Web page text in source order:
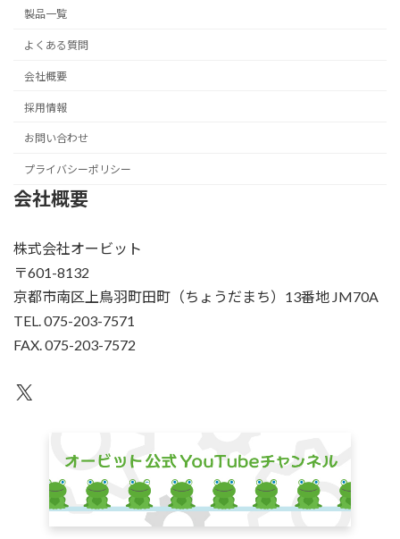
製品一覧
よくある質問
会社概要
採用情報
お問い合わせ
プライバシーポリシー
会社概要
株式会社オービット
〒601-8132
京都市南区上鳥羽町田町（ちょうだまち）13番地 JM70A
TEL. 075-203-7571
FAX. 075-203-7572
X